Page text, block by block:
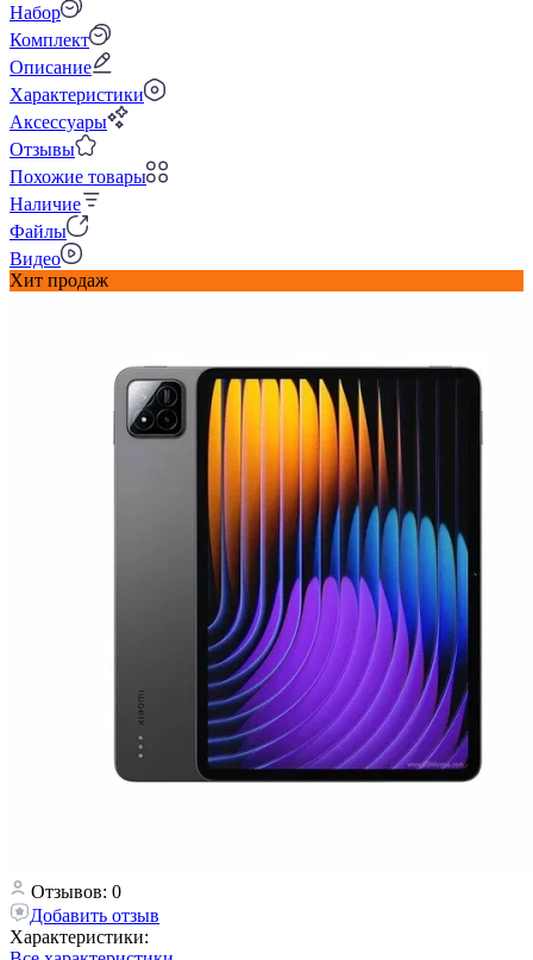
Набор
Комплект
Описание
Характеристики
Аксессуары
Отзывы
Похожие товары
Наличие
Файлы
Видео
Хит продаж
Отзывов: 0
Добавить отзыв
Характеристики: